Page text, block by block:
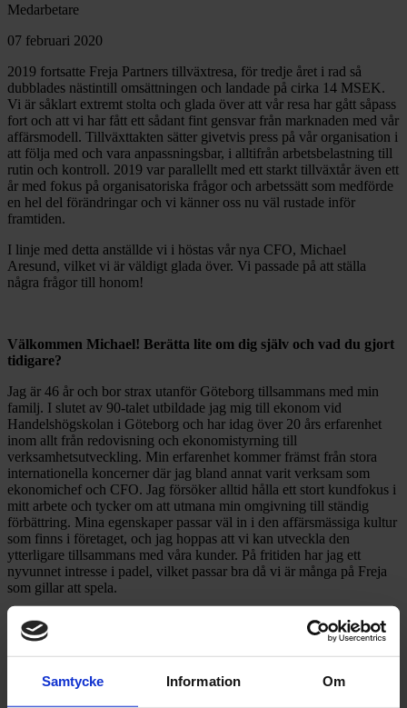
Samtycke Information Om
Medarbetare
07 februari 2020
2019 fortsatte Freja Partners tillväxtresa, för tredje året i rad så
dubblades nästintill omsättningen och landade på cirka 14 MSEK.
Vi är såklart extremt stolta och glada över att vår resa har gått såpass
fort och att vi har fått ett sådant fint gensvar från marknaden med vår
affärsmodell. Tillväxttakten sätter givetvis press på vår organisation i
att följa med och vara anpassningsbar, i alltifrån arbetsbelastning till
rutin och kontroll. 2019 var parallellt med ett starkt tillväxtår även ett
år med fokus på organisatoriska frågor och arbetssätt som medförde
en hel del förändringar och vi känner oss nu väl rustade inför
framtiden.
I linje med detta anställde vi i höstas vår nya CFO, Michael
Aresund, vilket vi är väldigt glada över. Vi passade på att ställa
några frågor till honom!
Välkommen Michael! Berätta lite om dig själv och vad du gjort
tidigare?
Jag är 46 år och bor strax utanför Göteborg tillsammans med min
familj. I slutet av 90-talet utbildade jag mig till ekonom vid
Handelshögskolan i Göteborg och har idag över 20 års erfarenhet
inom allt från redovisning och ekonomistyrning till
verksamhetsutveckling. Min erfarenhet kommer främst från stora
internationella koncerner där jag bland annat varit verksam som
ekonomichef och CFO. Jag försöker alltid hålla ett stort kundfokus i
mitt arbete och tycker om att utmana min omgivning till ständig
förbättring. Mina egenskaper passar väl in i den affärsmässiga kultur
som finns i företaget, och jag hoppas att vi kan utveckla den
ytterligare tillsammans med våra kunder. På fritiden har jag ett
nyvunnet intresse i padel, vilket passar bra då vi är många på Freja
som gillar att spela.